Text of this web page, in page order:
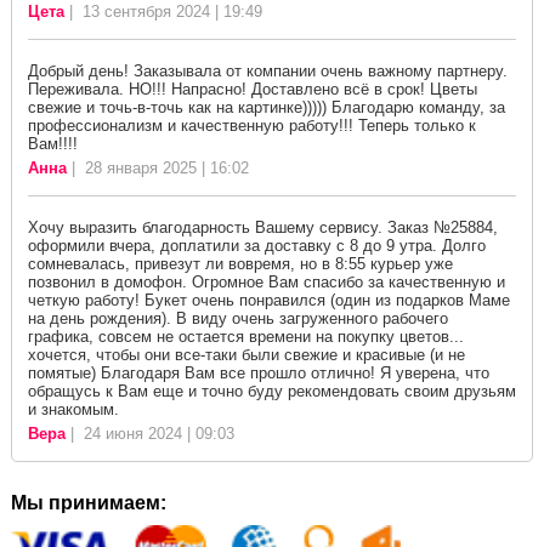
Цета| 13 сентября 2024 | 19:49
Добрый день! Заказывала от компании очень важному партнеру.
Переживала. НО!!! Напрасно! Доставлено всё в срок! Цветы
свежие и точь-в-точь как на картинке))))) Благодарю команду, за
профессионализм и качественную работу!!! Теперь только к
Вам!!!!
Анна| 28 января 2025 | 16:02
Хочу выразить благодарность Вашему сервису. Заказ №25884,
оформили вчера, доплатили за доставку с 8 до 9 утра. Долго
сомневалась, привезут ли вовремя, но в 8:55 курьер уже
позвонил в домофон. Огромное Вам спасибо за качественную и
четкую работу! Букет очень понравился (один из подарков Маме
на день рождения). В виду очень загруженного рабочего
графика, совсем не остается времени на покупку цветов...
хочется, чтобы они все-таки были свежие и красивые (и не
помятые) Благодаря Вам все прошло отлично! Я уверена, что
обращусь к Вам еще и точно буду рекомендовать своим друзьям
и знакомым.
Вера| 24 июня 2024 | 09:03
Мы принимаем: